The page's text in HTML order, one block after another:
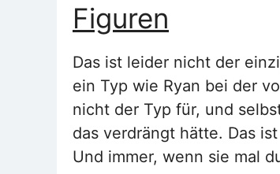
Figuren
Das ist leider nicht der
ein Typ wie Ryan bei der
nicht der Typ für, und
das verdrängt hätte. Das
Und immer, wenn sie mal